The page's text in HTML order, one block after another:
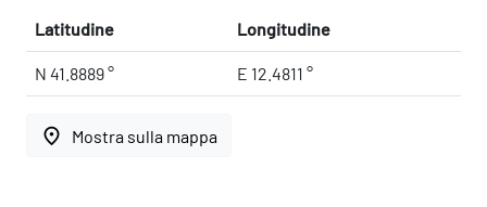
Latitudine Longitudine
N 41.8889 ° E 12.4811 °
place Mostra sulla mappa